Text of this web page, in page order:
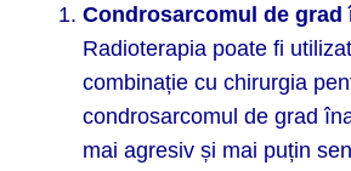
Condrosarcomul de grad
Radioterapia poate fi
combinație cu chirurgia
condrosarcomul de grad
mai agresiv și mai puțin